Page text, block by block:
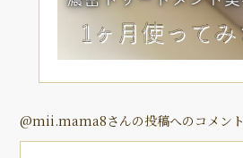
@mii.mama8さんの投稿へのコメント